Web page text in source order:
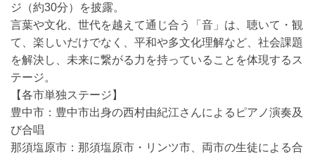
ジ（約30分）を披露。
言葉や文化、世代を越えて通じ合う「音」は、聴いて・観
て、楽しいだけでなく、平和や多文化理解など、社会課題
を解決し、未来に繋がる力を持っていることを体現するス
テージ。
【各市単独ステージ】
豊中市：豊中市出身の西村由紀江さんによるピアノ演奏及
び合唱
那須塩原市：那須塩原市・リンツ市、両市の生徒による合